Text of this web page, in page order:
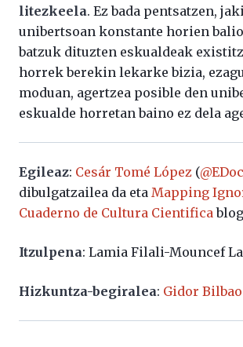
litezkeela. Ez bada pentsatzen,
unibertsoan konstante horien
batzuk dituzten eskualdeak
horrek berekin lekarke bizia,
moduan, agertzea posible den
eskualde horretan baino ez dela
Egileaz: Cesár Tomé López (
dibulgatzailea da eta Mapping
Cuaderno de Cultura Cientifica
Itzulpena: Lamia Filali-Mouncef
Hizkuntza-begiralea: Gidor Bilbao